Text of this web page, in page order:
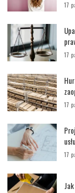
17
17
17
17